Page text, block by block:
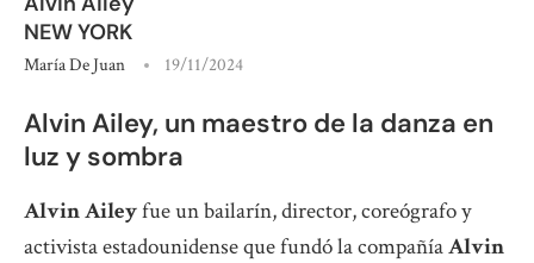
NEW YORK
María De Juan 19/11/2024
Alvin Ailey, un maestro de la danza en
luz y sombra
Alvin Aileyfue un bailarín, director, coreógrafo y
activista estadounidense que fundó la compañíaAlvin